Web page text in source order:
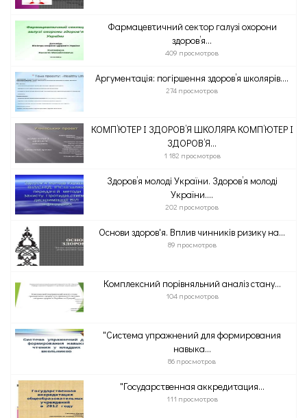
Фармацевтичний сектор галузі охорони
здоров’я...
409 просмотров
Аргументація: погіршення здоров’я школярів....
274 просмотров
КОМП’ЮТЕР І ЗДОРОВ’Я ШКОЛЯРА КОМП’ЮТЕР І
ЗДОРОВ’Я...
1 182 просмотров
Здоров’я молоді України. Здоров’я молоді
України....
202 просмотров
Основи здоров'я. Вплив чинників ризику на...
89 просмотров
Комплексний порівняльний аналіз стану...
104 просмотров
"Система упражнений для формирования
навыка...
86 просмотров
"Государственная аккредитация...
111 просмотров